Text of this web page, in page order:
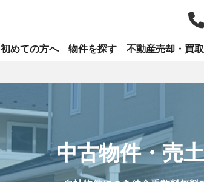
初めての方へ 物件を探す 不動産売却・買取
中古物件・売